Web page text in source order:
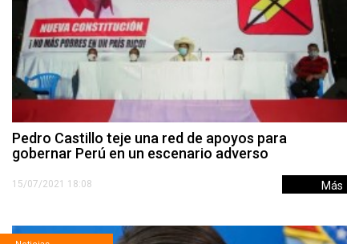
Pedro Castillo teje una red de apoyos para
gobernar Perú en un escenario adverso
15/07/2021 18:08 Más